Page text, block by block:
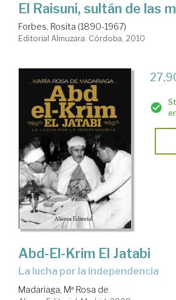
El Raisuni, sultán de las
Forbes, Rosita (1890-1967)
Editorial Almuzara. Córdoba, 2010
Abd-El-Krim El Jatabi
la lucha por la independencia
Madariaga, Mª Rosa de